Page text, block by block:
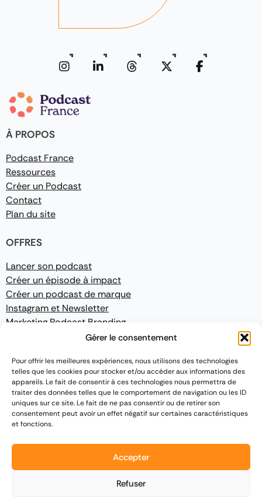
Gérer le consentement
Pour offrir les meilleures expériences, nous utilisons des technologies
telles que les cookies pour stocker et/ou accéder aux informations des
appareils. Le fait de consentir à ces technologies nous permettra de
traiter des données telles que le comportement de navigation ou les ID
uniques sur ce site. Le fait de ne pas consentir ou de retirer son
consentement peut avoir un effet négatif sur certaines caractéristiques
et fonctions.
Accepter
Refuser
À PROPOS
Podcast France
Ressources
Créer un Podcast
Contact
Plan du site
OFFRES
Lancer son podcast
Créer un épisode à impact
Créer un podcast de marque
Instagram et Newsletter
Marketing Podcast Branding
Mentions légales
Politique de confidentialité
Conditions Générales de Vente